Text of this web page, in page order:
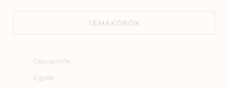
TÉMAKÖRÖK
Csecsemők
Egyéb